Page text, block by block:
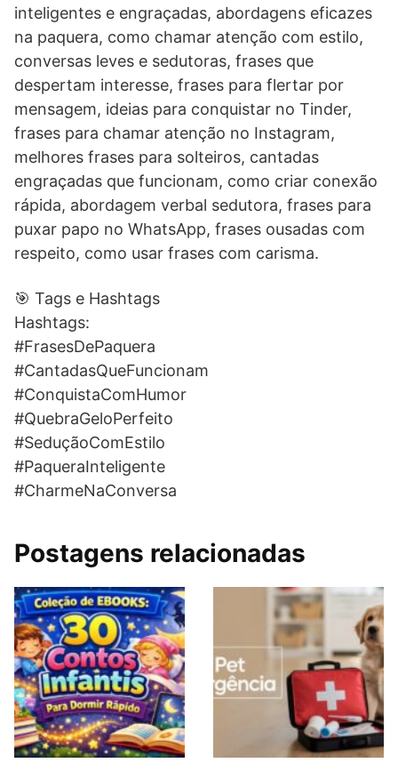
inteligentes e engraçadas, abordagens eficazes
na paquera, como chamar atenção com estilo,
conversas leves e sedutoras, frases que
despertam interesse, frases para flertar por
mensagem, ideias para conquistar no Tinder,
frases para chamar atenção no Instagram,
melhores frases para solteiros, cantadas
engraçadas que funcionam, como criar conexão
rápida, abordagem verbal sedutora, frases para
puxar papo no WhatsApp, frases ousadas com
respeito, como usar frases com carisma.
🎯 Tags e Hashtags
Hashtags:
#FrasesDePaquera
#CantadasQueFuncionam
#ConquistaComHumor
#QuebraGeloPerfeito
#SeduçãoComEstilo
#PaqueraInteligente
#CharmeNaConversa
Postagens relacionadas